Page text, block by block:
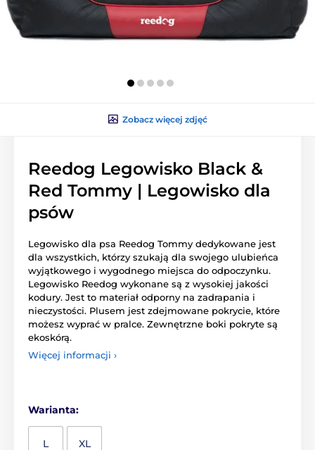
Zobacz więcej zdjęć
Reedog Legowisko Black &
Red Tommy | Legowisko dla
psów
Legowisko dla psa Reedog Tommy dedykowane jest
dla wszystkich, którzy szukają dla swojego ulubieńca
wyjątkowego i wygodnego miejsca do odpoczynku.
Legowisko Reedog wykonane są z wysokiej jakości
kodury. Jest to materiał odporny na zadrapania i
nieczystości. Plusem jest zdejmowane pokrycie, które
możesz wyprać w pralce. Zewnętrzne boki pokryte są
ekoskórą.
Więcej informacji ›
Warianta:
L XL